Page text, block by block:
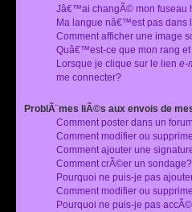
Jâ€™ai changÃ© mon fuseau
Ma langue nâ€™est pas dans
Comment afficher une image
Quâ€™est-ce que mon rang
Lorsque je clique sur le lien e-
me connecter?
ProblÃ¨mes liÃ©s aux envois de
Comment poster dans un
Comment modifier ou
Comment ajouter une
Comment crÃ©er un sondage?
Pourquoi ne puis-je pas
Comment modifier ou
Pourquoi ne puis-je pas